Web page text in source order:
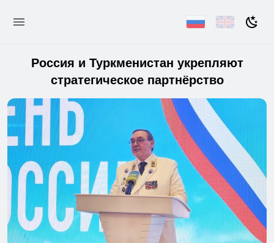
Россия и Туркменистан укрепляют
стратегическое партнёрство